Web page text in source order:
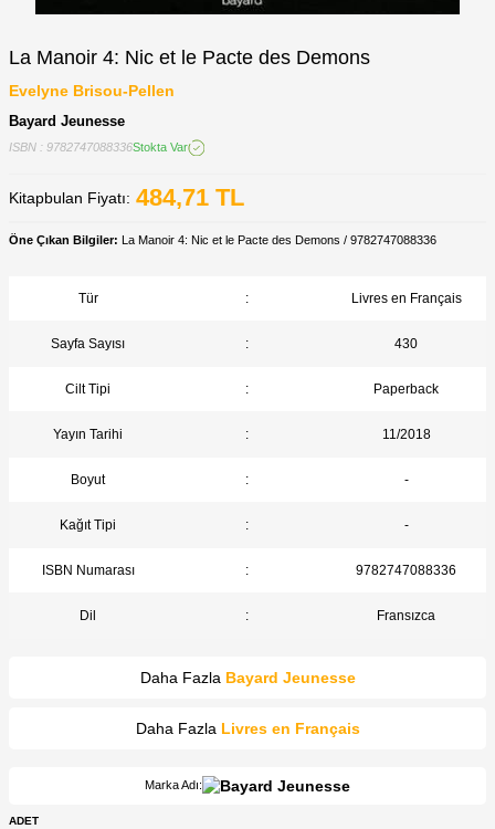
La Manoir 4: Nic et le Pacte des Demons
Evelyne Brisou-Pellen
Bayard Jeunesse
ISBN : 9782747088336Stokta Var
Kitapbulan Fiyatı: 484,71 TL
Öne Çıkan Bilgiler: La Manoir 4: Nic et le Pacte des Demons / 9782747088336
Tür : Livres en Français
Sayfa Sayısı : 430
Cilt Tipi : Paperback
Yayın Tarihi : 11/2018
Boyut : -
Kağıt Tipi : -
ISBN Numarası : 9782747088336
Dil : Fransızca
Daha Fazla Bayard Jeunesse
Daha Fazla Livres en Français
Marka Adı:
ADET